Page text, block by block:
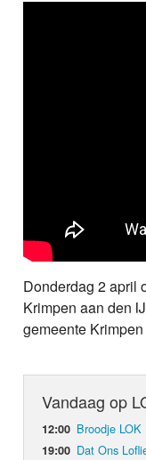
Donderdag 2 april
Krimpen aan den
gemeente
Vandaag op
12:00 Broodje LOK
19:00 Dat Ons